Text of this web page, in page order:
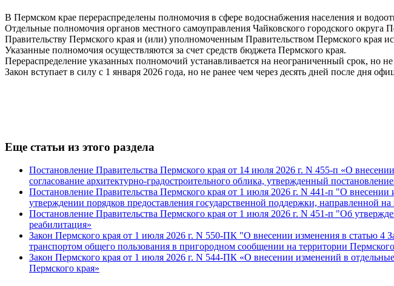
В Пермском крае перераспределены полномочия в сфере водоснабжения населения и
Отдельные полномочия органов местного самоуправления Чайковского городского
Правительству Пермского края и (или) уполномоченным Правительством Пермского края
Указанные полномочия осуществляются за счет средств бюджета Пермского края.
Перераспределение указанных полномочий устанавливается на неограниченный срок, но
Закон вступает в силу с 1 января 2026 года, но не ранее чем через десять дней после дня
Еще статьи из этого раздела
Постановление Правительства Пермского края от 14 июля 2026 г. N 455-п «О
согласование архитектурно-градостроительного облика, утвержденный
Постановление Правительства Пермского края от 1 июля 2026 г. N 441-п "О
утверждении порядков предоставления государственной поддержки, направленной
Постановление Правительства Пермского края от 1 июля 2026 г. N 451-п "Об
реабилитация»
Закон Пермского края от 1 июля 2026 г. N 550-ПК "О внесении изменения в статью
транспортом общего пользования в пригородном сообщении на территории
Закон Пермского края от 1 июля 2026 г. N 544-ПК «О внесении изменений в
Пермского края»